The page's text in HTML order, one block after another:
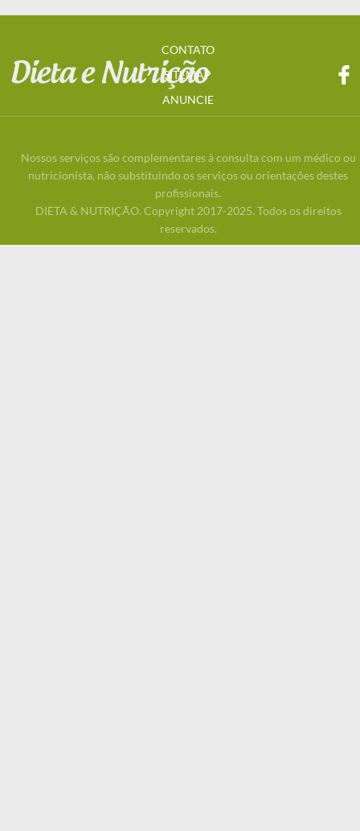
CONTATO
SITEMAP
ANUNCIE
Nossos serviços são complementares à consulta com um médico ou
nutricionista, não substituindo os serviços ou orientações destes
profissionais.
DIETA & NUTRIÇÃO. Copyright 2017-2025. Todos os direitos
reservados.